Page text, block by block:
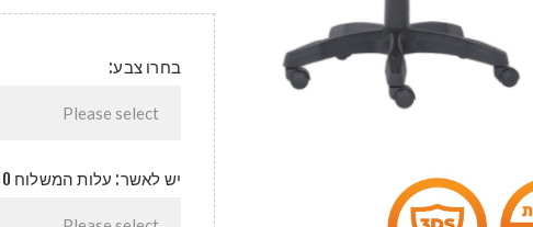
בחרו צבע:
יש לאשר: עלות המשלוח 50 ש"ח